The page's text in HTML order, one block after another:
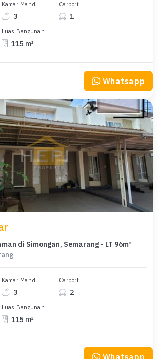
Kamar Mandi
3
Carport
1
Luas Bangunan
115 m²
Whatsapp
di Simongan, Semarang - LT 96m²
Kamar Mandi
3
Carport
2
Luas Bangunan
115 m²
Whatsapp